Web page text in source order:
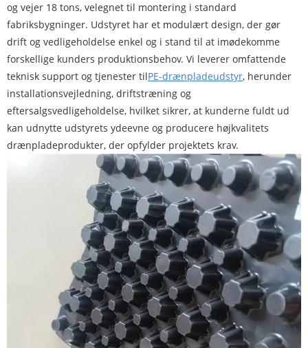
og vejer 18 tons, velegnet til montering i standard
fabriksbygninger. Udstyret har et modulært design, der gør
drift og vedligeholdelse enkel og i stand til at imødekomme
forskellige kunders produktionsbehov. Vi leverer omfattende
teknisk support og tjenester tilPE-drænpladeudstyr, herunder
installationsvejledning, driftstræning og
eftersalgsvedligeholdelse, hvilket sikrer, at kunderne fuldt ud
kan udnytte udstyrets ydeevne og producere højkvalitets
drænpladeprodukter, der opfylder projektets krav.